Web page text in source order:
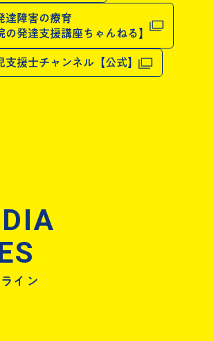
達障害の療育
の発達支援講座ちゃんねる】
支援士チャンネル【公式】
イン